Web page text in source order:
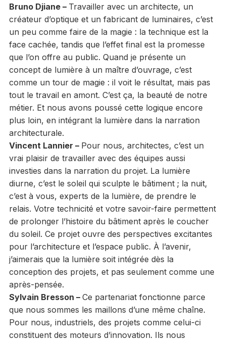
Bruno Djiane – Travailler avec un architecte, un
créateur d’optique et un fabricant de luminaires, c’est
un peu comme faire de la magie : la technique est la
face cachée, tandis que l’effet final est la promesse
que l’on offre au public. Quand je présente un
concept de lumière à un maître d’ouvrage, c’est
comme un tour de magie : il voit le résultat, mais pas
tout le travail en amont. C’est ça, la beauté de notre
métier. Et nous avons poussé cette logique encore
plus loin, en intégrant la lumière dans la narration
architecturale.
Vincent Lannier – Pour nous, architectes, c’est un
vrai plaisir de travailler avec des équipes aussi
investies dans la narration du projet. La lumière
diurne, c’est le soleil qui sculpte le bâtiment ; la nuit,
c’est à vous, experts de la lumière, de prendre le
relais. Votre technicité et votre savoir-faire permettent
de prolonger l’histoire du bâtiment après le coucher
du soleil. Ce projet ouvre des perspectives excitantes
pour l’architecture et l’espace public. À l’avenir,
j’aimerais que la lumière soit intégrée dès la
conception des projets, et pas seulement comme une
après-pensée.
Sylvain Bresson – Ce partenariat fonctionne parce
que nous sommes les maillons d’une même chaîne.
Pour nous, industriels, des projets comme celui-ci
constituent des moteurs d’innovation. Ils nous